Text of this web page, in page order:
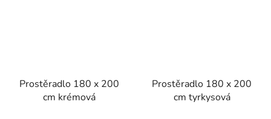
Prostěradlo 180 x 200
cm krémová
Prostěradlo 180 x 200
cm tyrkysová